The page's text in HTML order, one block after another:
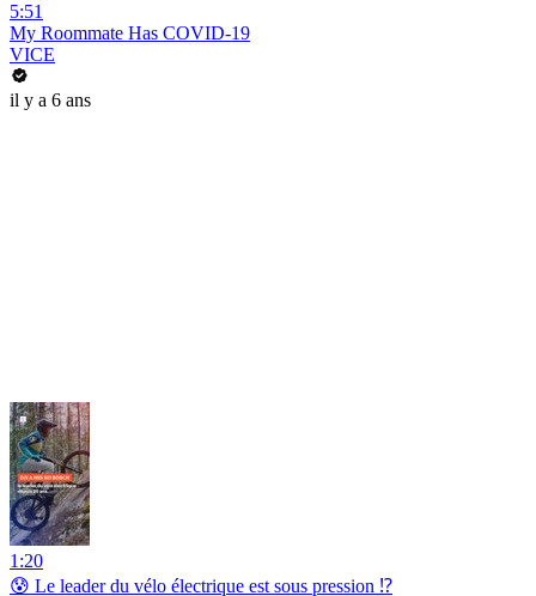
5:51
My Roommate Has COVID-19
VICE
il y a 6 ans
1:20
😰 Le leader du vélo électrique est sous pression ⁉️